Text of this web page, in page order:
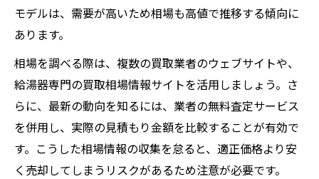
モデルは、需要が高いため相場も高値で推移する傾向に
あります。
相場を調べる際は、複数の買取業者のウェブサイトや、
給湯器専門の買取相場情報サイトを活用しましょう。さ
らに、最新の動向を知るには、業者の無料査定サービス
を併用し、実際の見積もり金額を比較することが有効で
す。こうした相場情報の収集を怠ると、適正価格より安
く売却してしまうリスクがあるため注意が必要です。